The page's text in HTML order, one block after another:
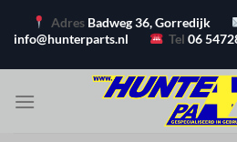
naar
Adres Badweg 36, Gorredijk
info@hunterparts.nl
Tel06